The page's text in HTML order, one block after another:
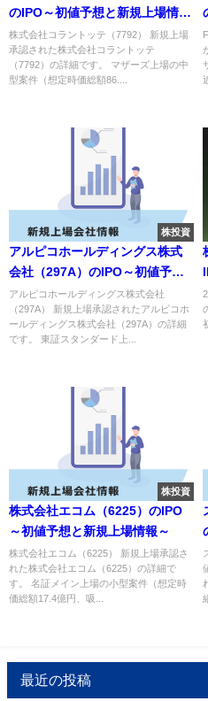
のIPO～初値予想と新規上場情報
～
株式会社コラントッテ（7792） 新規上場
承認された株式会社コラントッテ
（7792）の詳細です。 マザーズ上場の中
型案件（想定時価総額86....
株投資
アルピコホールディングス株式
会社（297A）のIPO～初値予想
と新規上場情報～
アルピコホールディングス株式会社
（297A） 新規上場承認されたアルピコホ
ールディングス株式会社（297A）の詳細
です。 東証スタンダード上...
株投資
株式会社エコム（6225）のIPO
～初値予想と新規上場情報～
株式会社エコム（6225） 新規上場承認さ
れた株式会社エコム（6225）の詳細で
す。 名証メイン上場の小型案件（想定時
価総額17.4億円、吸...
最近の投稿